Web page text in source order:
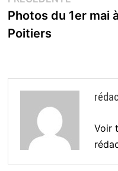
de
l’article
Photos du 1er mai
Poitiers
Voir